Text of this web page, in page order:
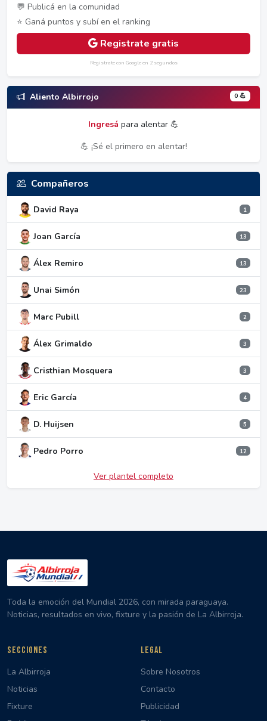
💬 Publicá en la comunidad
⭐ Ganá puntos y subí en el ranking
Registrate gratis
Registrate con Google en 2 segundos
Aliento Albirrojo 0 💪
Ingresá para alentar 💪
💪 ¡Sé el primero en alentar!
Compañeros
David Raya 1
Joan García 13
Álex Remiro 13
Unai Simón 23
Marc Pubill 2
Álex Grimaldo 3
Cristhian Mosquera 3
Eric García 4
D. Huijsen 5
Pedro Porro 12
Ver plantel completo
Toda la emoción del Mundial 2026, con mirada paraguaya.
Noticias, resultados en vivo, fixture y la pasión de La Albirroja.
SECCIONES
La Albirroja
Noticias
Fixture
LEGAL
Sobre Nosotros
Contacto
Publicidad